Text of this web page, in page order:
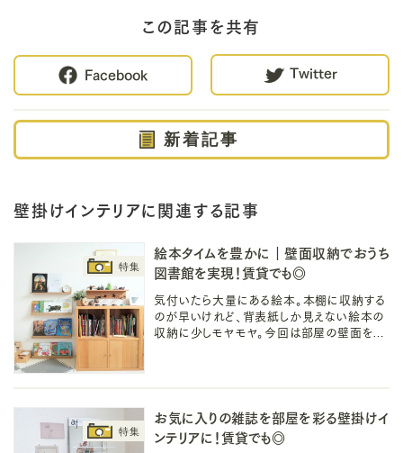
この記事を共有
Facebook Twitter
新着記事
壁掛けインテリアに関連する記事
絵本タイムを豊かに｜壁面収納でおうち
図書館を実現！賃貸でも◎
気付いたら大量にある絵本。本棚に収納する
のが早いけれど、背表紙しか見えない絵本の
収納に少しモヤモヤ。今回は部屋の壁面を活
お気に入りの雑誌を部屋を彩る壁掛けイ
ンテリアに！賃貸でも◎